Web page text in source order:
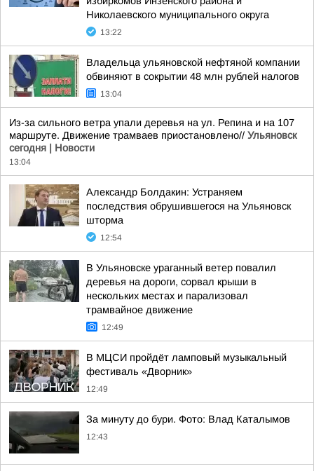
Николаевского муниципального округа
13:22
Владельца ульяновской нефтяной компании
обвиняют в сокрытии 48 млн рублей налогов
13:04
Из-за сильного ветра упали деревья на ул. Репина и на 107
маршруте. Движение трамваев приостановлено// Ульяновск
сегодня | Новости
13:04
Александр Болдакин: Устраняем
последствия обрушившегося на Ульяновск
шторма
12:54
В Ульяновске ураганный ветер повалил
деревья на дороги, сорвал крыши в
нескольких местах и парализовал
трамвайное движение
12:49
В МЦСИ пройдёт ламповый музыкальный
фестиваль «Дворник»
12:49
За минуту до бури. Фото: Влад Каталымов
12:43